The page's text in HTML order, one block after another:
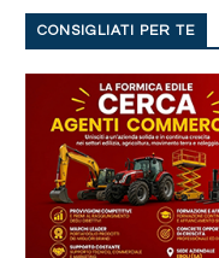
CONSIGLIATI PER TE